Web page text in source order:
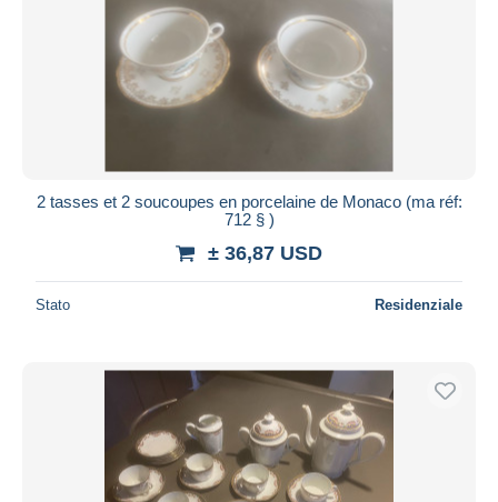
2 tasses et 2 soucoupes en porcelaine de Monaco (ma réf:
712 § )
± 36,87 USD
Stato Residenziale